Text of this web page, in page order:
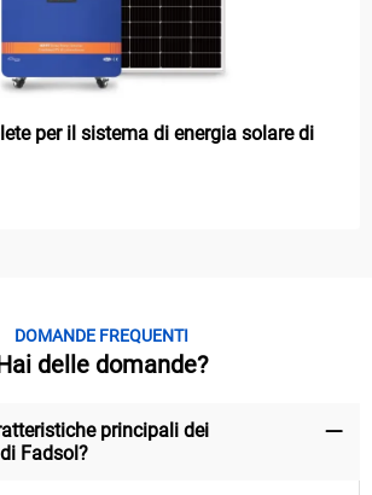
per il sistema di energia solare di
DOMANDE FREQUENTI
delle domande?
principali dei
Fadsol?